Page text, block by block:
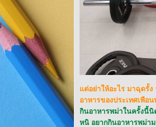
ต่อย่าให้อะไร มาฉุดรั้ง
อาหารของประเทศเพือ
กินอาหารพม่าในครั้งนี้
หนิ อยากกินอาหารพม่า